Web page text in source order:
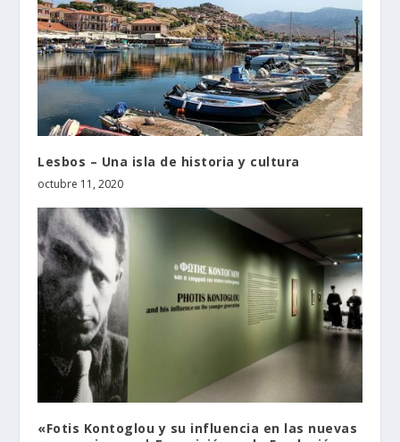
Lesbos – Una isla de historia y cultura
octubre 11, 2020
«Fotis Kontoglou y su influencia en las nuevas